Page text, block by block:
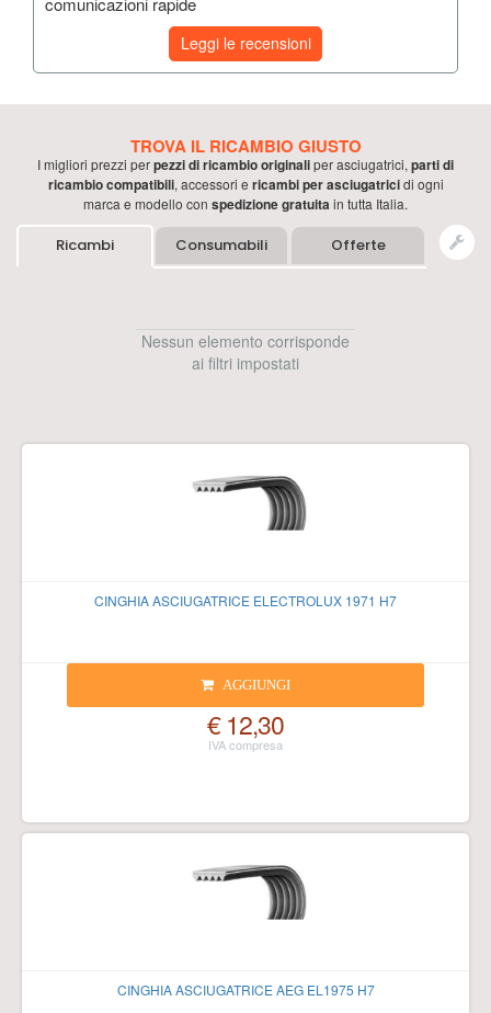
Leggi le recensioni
TROVA IL RICAMBIO GIUSTO
I migliori prezzi perpezzi di ricambio originaliperasciugatrici, parti di
ricambio compatibili, accessori e ricambi perasciugatricidi ogni
marca e modello con spedizione gratuitain tutta Italia.
Ricambi Consumabili Offerte
Nessun elemento corrisponde
ai filtri impostati
CINGHIA ASCIUGATRICE ELECTROLUX 1971 H7
AGGIUNGI
€ 12,30
CINGHIA ASCIUGATRICE AEG EL1975 H7